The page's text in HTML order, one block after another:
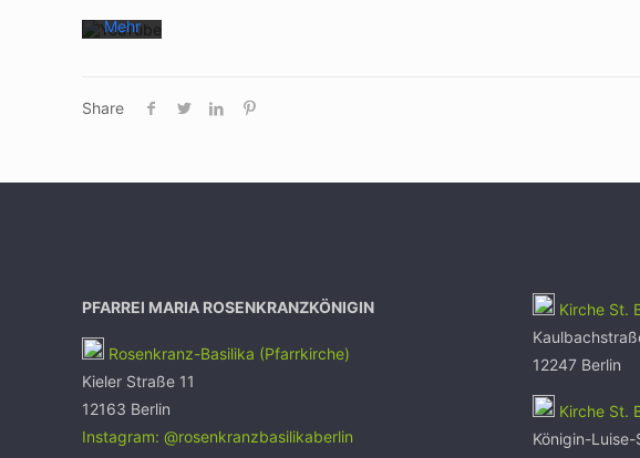
Mehr
erfahren
laden
immer
Share
PFARREI MARIA ROSENKRANZKÖNIGIN
Rosenkranz-Basilika (Pfarrkirche)
Kieler Straße 11
12163 Berlin
Instagram: @rosenkranzbasilikaberlin
Kirche St.
12247 Berlin
Kirche St.
Königin-